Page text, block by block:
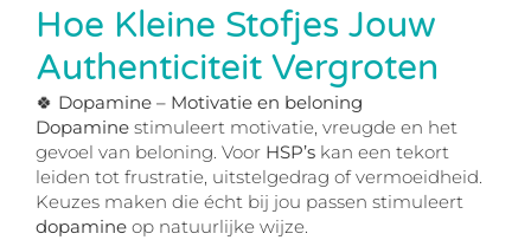
Hoe Kleine Stofjes Jouw
Authenticiteit Vergroten
🍀 Dopamine – Motivatie en beloning
Dopamine stimuleert motivatie, vreugde en het
gevoel van beloning. Voor HSP’s kan een tekort
leiden tot frustratie, uitstelgedrag of vermoeidheid.
Keuzes maken die écht bij jou passen stimuleert
dopamine op natuurlijke wijze.